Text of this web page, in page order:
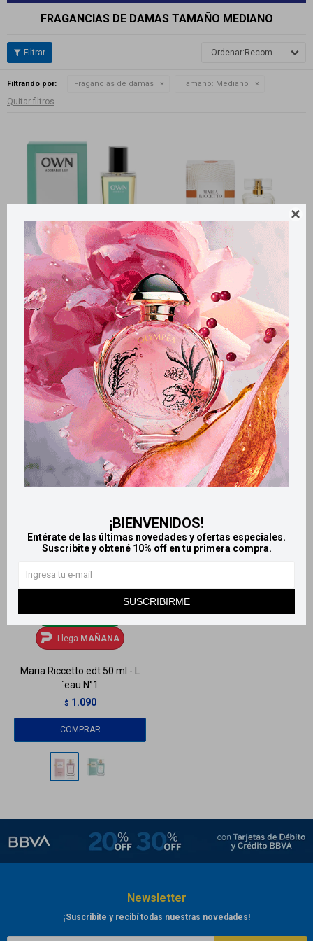

¡BIENVENIDOS!
Entérate de las últimas novedades y ofertas especiales.
Suscribite y obtené 10% off en tu primera compra.
SUSCRIBIRME
FRAGANCIAS DE DAMAS TAMAÑO MEDIANO
Recomendados
Filtrando por: Fragancias de damas Tamaño: Mediano
Quitar filtros
LlegaMAÑANA
LlegaMAÑANA
Own eau de parfum 50 ml -
adorable Lily
$ 945
Llega MAÑANA
Llega MAÑANA
Maria Riccetto Summer edt
50 ml
$ 1.090
LlegaMAÑANA
Llega MAÑANA
Maria Riccetto edt 50 ml - L
´eau N°1
$ 1.090
Newsletter
¡Suscribite y recibí todas nuestras novedades!